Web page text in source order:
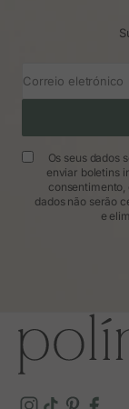
Correio eletrónico
Os seus dados
enviar boletins
consentimento,
dados não serão
e